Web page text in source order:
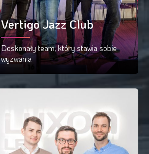
Vertigo Jazz Club
Doskonały team, który stawia sobie
wyzwania